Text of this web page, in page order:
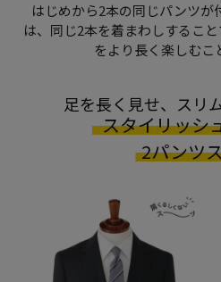
はじめから2本の同じパンツが
は、 同じ2本を着まわしするこ
をより長く楽しむこ
足を長く見せ、スリ
スタイリッシ
2パンツ